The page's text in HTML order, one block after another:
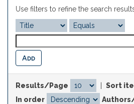
Use filters to refine the search
Results/Page
Sort
In order